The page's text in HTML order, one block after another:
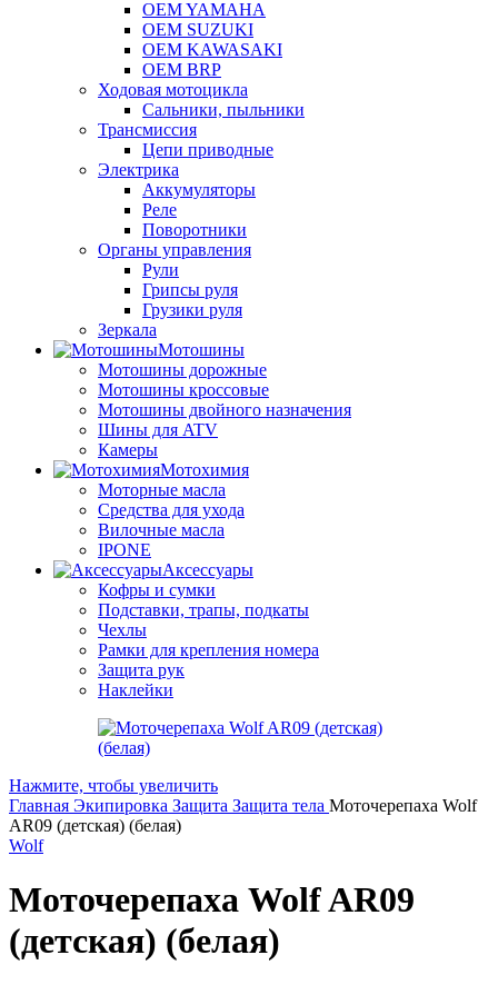
OEM YAMAHA
OEM SUZUKI
OEM KAWASAKI
OEM BRP
Ходовая мотоцикла
Сальники, пыльники
Трансмиссия
Цепи приводные
Электрика
Аккумуляторы
Реле
Поворотники
Органы управления
Рули
Грипсы руля
Грузики руля
Зеркала
Мотошины
Мотошины дорожные
Мотошины кроссовые
Мотошины двойного назначения
Шины для ATV
Камеры
Мотохимия
Моторные масла
Средства для ухода
Вилочные масла
IPONE
Аксессуары
Кофры и сумки
Подставки, трапы, подкаты
Чехлы
Рамки для крепления номера
Защита рук
Наклейки
Нажмите, чтобы увеличить
Главная Экипировка Защита Защита тела Моточерепаха Wolf
AR09 (детская) (белая)
Wolf
Моточерепаха Wolf AR09
(детская) (белая)